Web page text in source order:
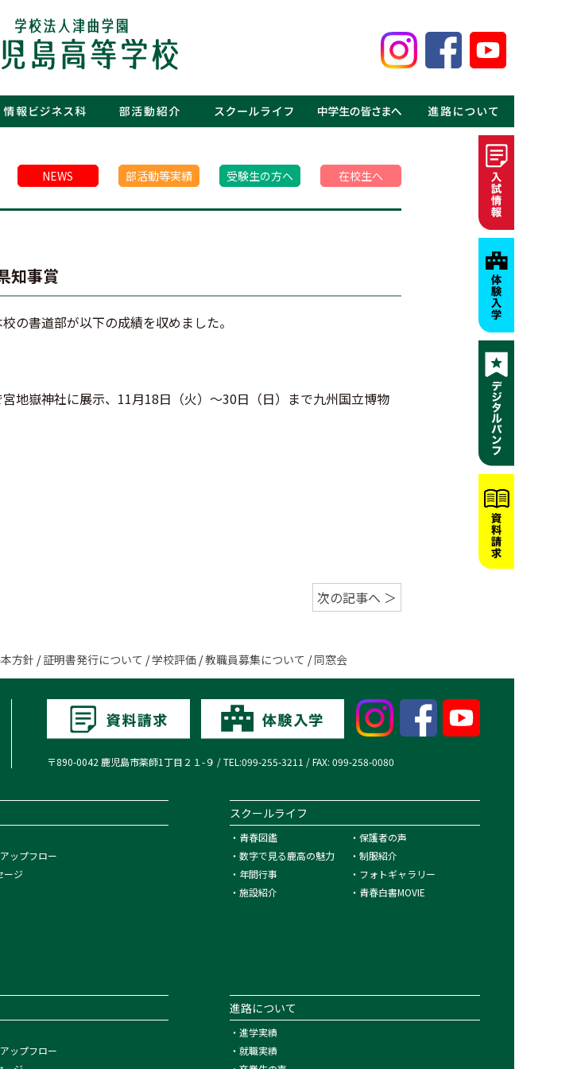
NEWS 部活動等実績 受験生の方へ 在校生へ
知事賞
の書道部が以下の成績を収めました。
地嶽神社に展示、11月18日（火）～30日（日）まで九州国立博物
次の記事へ ＞
方針 /証明書発行について /学校評価 /教職員募集について /同窓会
〒890-0042 鹿児島市薬師1丁目２１-９ / TEL:099-255-3211 / FAX: 099-258-0080
ップフロー
ージ
ップフロー
スクールライフ
・ 青春図鑑 ・保護者の声
・ 数字で見る鹿高の魅力 ・制服紹介
・ 年間行事 ・ フォトギャラリー
・ 施設紹介 ・ 青春白書MOVIE
進路について
・ 進学実績
・ 就職実績